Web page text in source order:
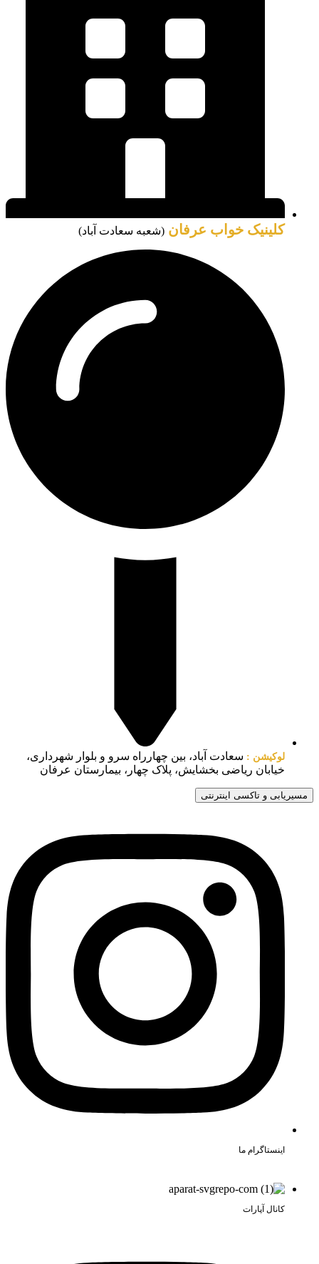
کلینیک خواب عرفان (شعبه سعادت آباد)
لوکیشن : سعادت آباد، بین چهارراه سرو و بلوار شهرداری،
خیابان ریاضی بخشایش، پلاک چهار، بیمارستان عرفان
مسیریابی و تاکسی اینترنتی
اینستاگرام ما
کانال آپارات